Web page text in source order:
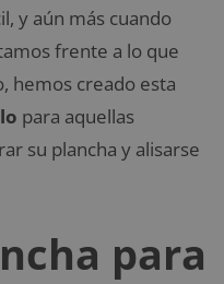
y aún más cuando
frente a lo que
hemos creado esta
para aquellas
su plancha y alisarse
para